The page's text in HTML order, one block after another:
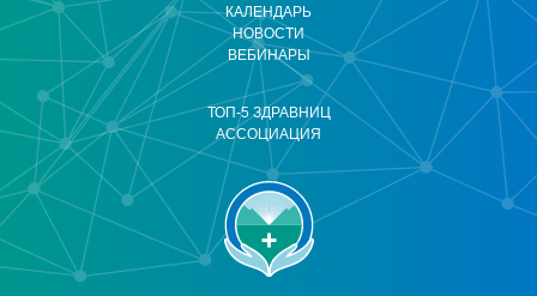
КАЛЕНДАРЬ
НОВОСТИ
ВЕБИНАРЫ
ТОП-5 ЗДРАВНИЦ
АССОЦИАЦИЯ